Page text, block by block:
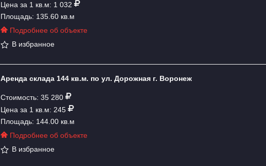
Цена за 1 кв.м: 1 032
Площадь: 135.60 кв.м
Подробнее об объекте
В избранное
Аренда склада 144 кв.м. по ул. Дорожная г. Воронеж
Стоимость: 35 280
Цена за 1 кв.м: 245
Площадь: 144.00 кв.м
Подробнее об объекте
В избранное